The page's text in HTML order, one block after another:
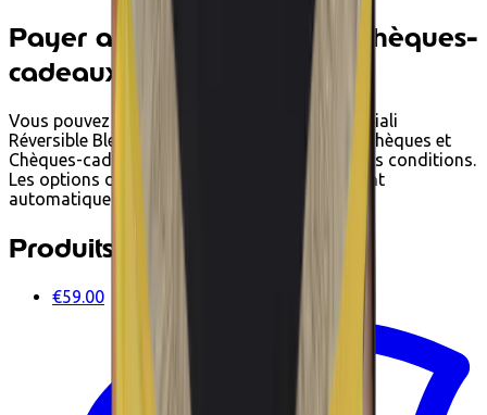
Payer avec Ecochèques et Chèques-
cadeaux
Vous pouvez payer Maillot de bain une-pièce Giali
Réversible Bleu | Olive chez Ecoshop avec Ecochèques et
Chèques-cadeaux Edenred lorsqu'il respecte les conditions.
Les options de paiement disponibles s'affichent
automatiquement au paiement.
Produits associés
€59.00